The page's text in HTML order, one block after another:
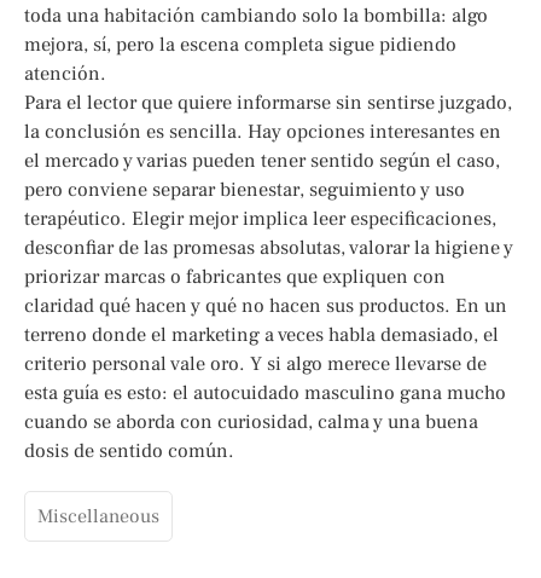
toda una habitación cambiando solo la bombilla: algo
mejora, sí, pero la escena completa sigue pidiendo
atención.
Para el lector que quiere informarse sin sentirse juzgado,
la conclusión es sencilla. Hay opciones interesantes en
el mercado y varias pueden tener sentido según el caso,
pero conviene separar bienestar, seguimiento y uso
terapéutico. Elegir mejor implica leer especificaciones,
desconfiar de las promesas absolutas, valorar la higiene y
priorizar marcas o fabricantes que expliquen con
claridad qué hacen y qué no hacen sus productos. En un
terreno donde el marketing a veces habla demasiado, el
criterio personal vale oro. Y si algo merece llevarse de
esta guía es esto: el autocuidado masculino gana mucho
cuando se aborda con curiosidad, calma y una buena
dosis de sentido común.
Miscellaneous